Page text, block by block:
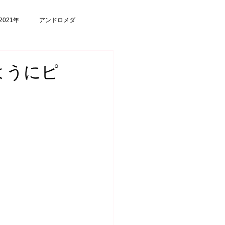
年 アンドロメダ
うにピ